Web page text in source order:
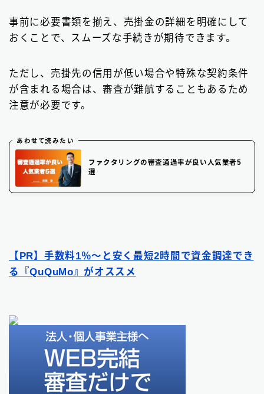
事前に必要書類を揃え、売掛金の詳細を明確にして
おくことで、スムーズな手続きが期待できます。
ただし、売掛先の信用が低い場合や特殊な契約条件
が含まれる場合は、審査が難航することもあるため
注意が必要です。
あわせて読みたい
ファクタリングの審査通過率が良い人気業者5
選
【PR】手数料1％〜と安く最短2時間で資金調達でき
る『QuQuMo』がオススメ